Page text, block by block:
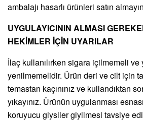
ambalajı hasarlı ürünleri satın
UYGULAYICININ ALMASI
HEKİMLER İÇİN UYARILAR
İlaç kullanılırken sigara içilmemeli ve
yenilmemelidir. Ürün deri ve cilt için
temastan kaçınınız ve kullandıktan
yıkayınız. Ürünün uygulanması
koruyucu giysiler giyilmesi tavsiye